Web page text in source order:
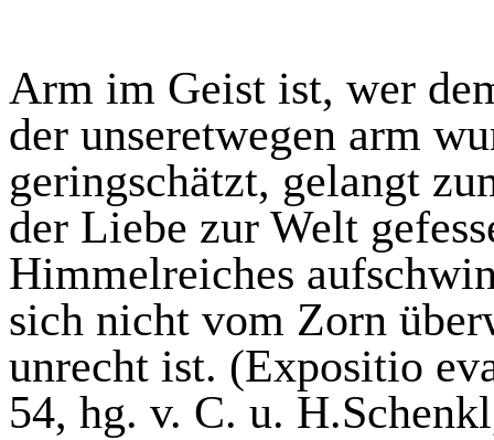
Arm im Geist ist, wer
der unseretwegen arm
geringschätzt, gelangt
der Liebe zur Welt
Himmelreiches
sich nicht vom Zorn
unrecht ist. (Expositio
54, hg. v. C. u. H.Schenkl